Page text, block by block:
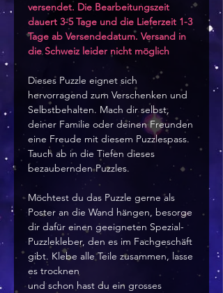
versendet. Die Bearbeitungszeit
dauert 3-5 Tage und die Lieferzeit 1-3
Tage ab Versendedatum. Versand in
die Schweiz leider nicht möglich
Dieses Puzzle eignet sich
hervorragend zum Verschenken und
Selbstbehalten. Mach dir selbst,
deiner Familie oder deinen Freunden
eine Freude mit diesem Puzzlespass.
Tauch ab in die Tiefen dieses
bezaubernden Puzzles.
Möchtest du das Puzzle gerne als
Poster an die Wand hängen, besorge
dir dafür einen geeigneten Spezial-
Puzzlekleber, den es im Fachgeschäft
gibt. Klebe alle Teile zusammen, lasse
es trocknen
und schon hast du ein grosses